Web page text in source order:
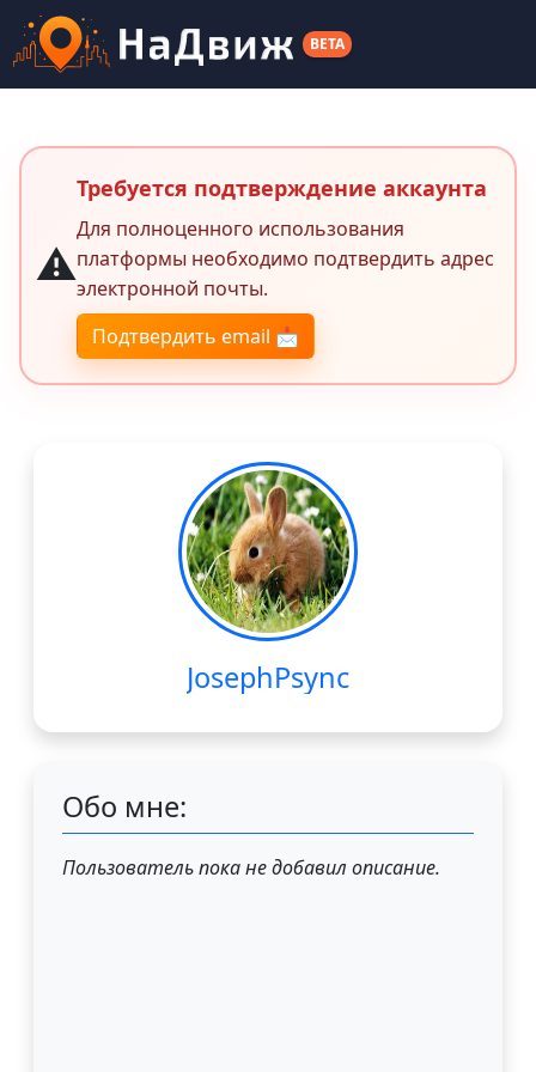
BETA
⚠️
Требуется подтверждение аккаунта
Для полноценного использования
платформы необходимо подтвердить адрес
электронной почты.
Подтвердить email 📩
JosephPsync
Обо мне:
Пользователь пока не добавил описание.